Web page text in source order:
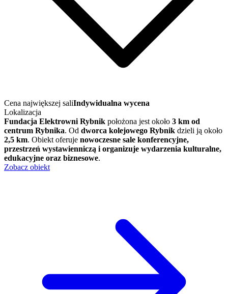
Cena największej saliIndywidualna wycena
Lokalizacja
Fundacja Elektrowni Rybnik położona jest około 3 km od
centrum Rybnika. Od dworca kolejowego Rybnik dzieli ją około
2,5 km. Obiekt oferuje nowoczesne sale konferencyjne,
przestrzeń wystawienniczą i organizuje wydarzenia kulturalne,
edukacyjne oraz biznesowe.
Zobacz obiekt